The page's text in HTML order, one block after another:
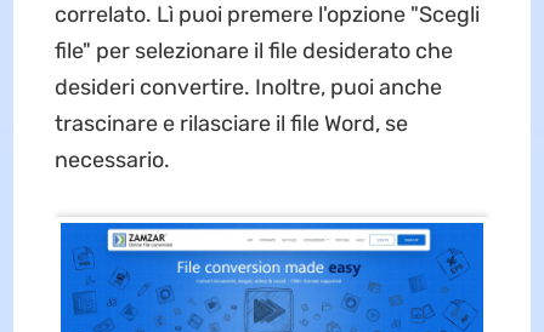
correlato. Lì puoi premere l'opzione "Scegli
file" per selezionare il file desiderato che
desideri convertire. Inoltre, puoi anche
trascinare e rilasciare il file Word, se
necessario.